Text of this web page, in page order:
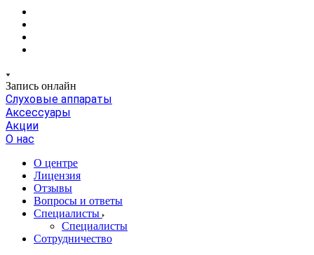
Запись онлайн
Слуховые аппараты
Аксессуары
Акции
О нас
О центре
Лицензия
Отзывы
Вопросы и ответы
Специалисты
Специалисты
Сотрудничество